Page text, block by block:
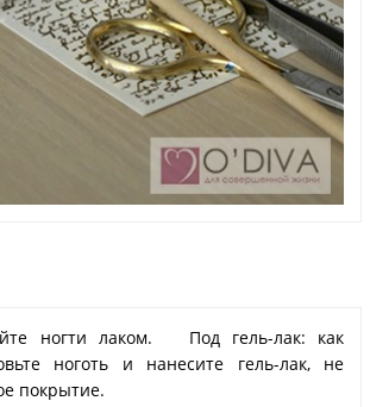
ногти лаком. Под гель-лак: как
ноготь и нанесите гель-лак, не
покрытие.